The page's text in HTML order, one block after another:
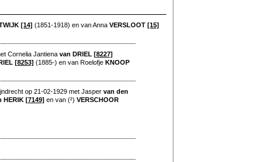
[14] (1851-1918) en van AnnaVERSLOOT [15]
Cornelia Jantiena van DRIEL [8227]
[8253] (1885-) en van Roelofje KNOOP
op 21-02-1929 met Jasper van den
HERIK [7149] en van (²) VERSCHOOR